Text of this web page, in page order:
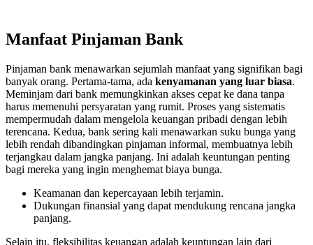
Manfaat Pinjaman Bank
Pinjaman bank menawarkan sejumlah manfaat yang signifikan bagi
banyak orang. Pertama-tama, ada kenyamanan yang luar biasa.
Meminjam dari bank memungkinkan akses cepat ke dana tanpa
harus memenuhi persyaratan yang rumit. Proses yang sistematis
mempermudah dalam mengelola keuangan pribadi dengan lebih
terencana. Kedua, bank sering kali menawarkan suku bunga yang
lebih rendah dibandingkan pinjaman informal, membuatnya lebih
terjangkau dalam jangka panjang. Ini adalah keuntungan penting
bagi mereka yang ingin menghemat biaya bunga.
Keamanan dan kepercayaan lebih terjamin.
Dukungan finansial yang dapat mendukung rencana jangka
panjang.
Selain itu, fleksibilitas keuangan adalah keuntungan lain dari